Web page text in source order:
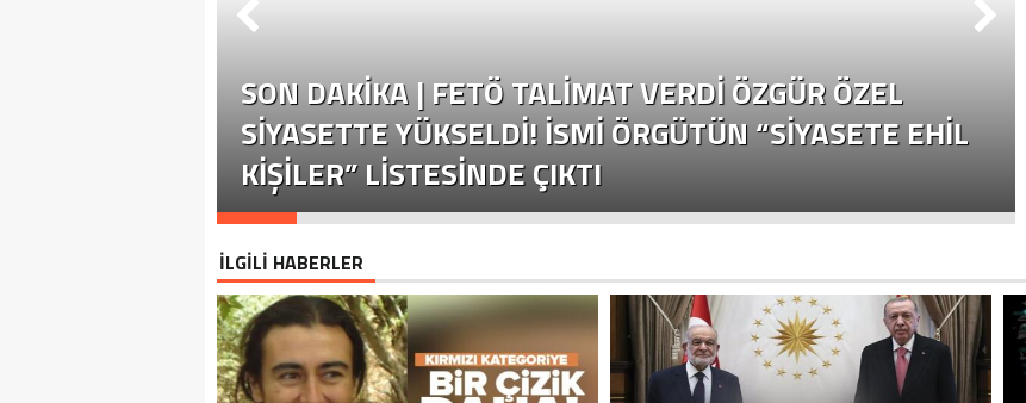
SON DAKİKA | FETÖ TALIMAT VERDI ÖZGÜR ÖZEL
SIYASETTE YÜKSELDI! İSMI ÖRGÜTÜN “SIYASETE EHIL
KIŞILER” LISTESINDE ÇIKTI
İLGİLİ HABERLER